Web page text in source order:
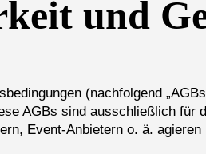
und
(nachfolgend
AGBs sind ausschließlich
Event-Anbietern o. ä.